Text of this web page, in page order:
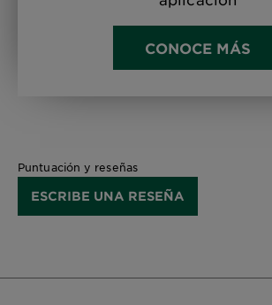
CONOCE MÁS
Puntuación y reseñas
ESCRIBE UNA RESEÑA